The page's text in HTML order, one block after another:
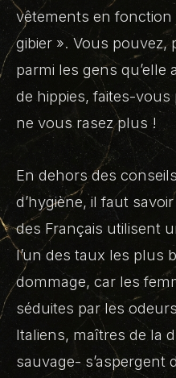
vêtements en fonction
gibier ». Vous pouvez,
parmi les gens qu’elle
de hippies, faites-
ne vous rasez plus !
En dehors des
d’hygiène, il faut
des Français utilisent
l’un des taux les plus
dommage, car les
séduites par les
Italiens, maîtres de la
sauvage- s’aspergent